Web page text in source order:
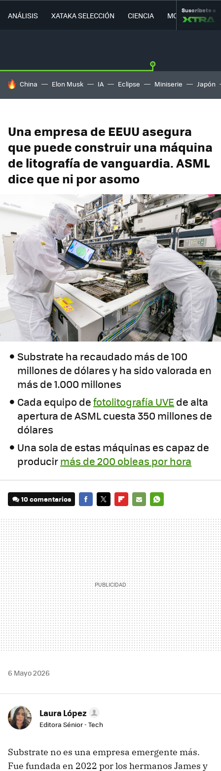
ANÁLISIS XATAKA SELECCIÓN CIENCIA MOVILIDAD
Suscríbete a
HOY SE HABLA DE
China Elon Musk IA Eclipse Miniserie Japón
Una empresa de EEUU asegura
que puede construir una máquina
de litografía de vanguardia. ASML
dice que ni por asomo
Substrate ha recaudado más de 100
millones de dólares y ha sido valorada en
más de 1.000 millones
Cada equipo defotolitografía UVEde alta
apertura de ASML cuesta 350 millones de
dólares
Una sola de estas máquinas es capaz de
producirmás de 200 obleas por hora
10 comentarios
MAIL
6 Mayo 2026
Laura López
Editora Sénior - Tech
Substrate no es una empresa emergente más.
Fue fundada en 2022 por los hermanos James y